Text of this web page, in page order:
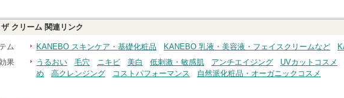
クリーム 関連リンク
ム KANEBO スキンケア・基礎化粧品 KANEBO 乳液・美容液・フェイスクリームなど
果
うるおい 毛穴 ニキビ 美白 低刺激・敏感肌 アンチエイジング UVカットコスメ
め
高クレンジング コストパフォーマンス 自然派化粧品・オーガニックコスメ